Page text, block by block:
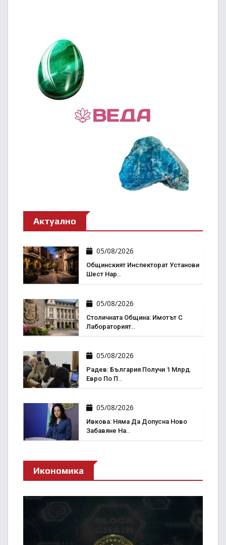
Актуално
05/08/2026
Общинският Инспекторат Установи
Шест Нар..
05/08/2026
Столичната Община: Имотът С
Лабораторият..
05/08/2026
Радев: България Получи 1 Млрд.
Евро По П..
05/08/2026
Ивкова: Няма Да Допусна Ново
Забавяне На..
Икономика